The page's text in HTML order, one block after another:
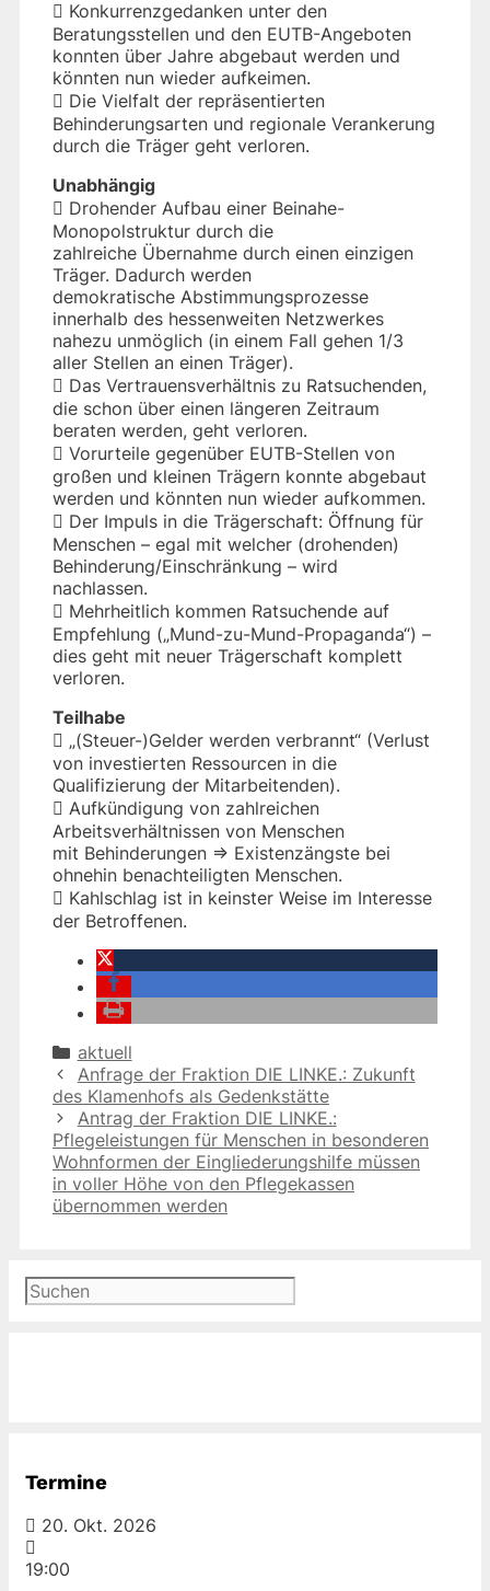
 Konkurrenzgedanken unter den
Beratungsstellen und den EUTB-Angeboten
konnten über Jahre abgebaut werden und
könnten nun wieder aufkeimen.
 Die Vielfalt der repräsentierten
Behinderungsarten und regionale Verankerung
durch die Träger geht verloren.
Unabhängig
 Drohender Aufbau einer Beinahe-
Monopolstruktur durch die
zahlreiche Übernahme durch einen einzigen
Träger. Dadurch werden
demokratische Abstimmungsprozesse
innerhalb des hessenweiten Netzwerkes
nahezu unmöglich (in einem Fall gehen 1/3
aller Stellen an einen Träger).
 Das Vertrauensverhältnis zu Ratsuchenden,
die schon über einen längeren Zeitraum
beraten werden, geht verloren.
 Vorurteile gegenüber EUTB-Stellen von
großen und kleinen Trägern konnte abgebaut
werden und könnten nun wieder aufkommen.
 Der Impuls in die Trägerschaft: Öffnung für
Menschen – egal mit welcher (drohenden)
Behinderung/Einschränkung – wird
nachlassen.
 Mehrheitlich kommen Ratsuchende auf
Empfehlung („Mund-zu-Mund-Propaganda“) –
dies geht mit neuer Trägerschaft komplett
verloren.
Teilhabe
 „(Steuer-)Gelder werden verbrannt“ (Verlust
von investierten Ressourcen in die
Qualifizierung der Mitarbeitenden).
 Aufkündigung von zahlreichen
Arbeitsverhältnissen von Menschen
mit Behinderungen => Existenzängste bei
ohnehin benachteiligten Menschen.
 Kahlschlag ist in keinster Weise im Interesse
der Betroffenen.
Kategorien
aktuell
Anfrage der Fraktion DIE LINKE.: Zukunft
des Klamenhofs als Gedenkstätte
Antrag der Fraktion DIE LINKE.:
Pflegeleistungen für Menschen in besonderen
Wohnformen der Eingliederungshilfe müssen
in voller Höhe von den Pflegekassen
übernommen werden
Suchen
Termine
20. Okt. 2026
19:00